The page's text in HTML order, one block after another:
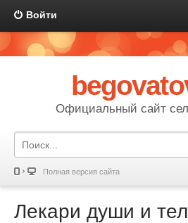
Войти
Официальный сайт
Полная версия сайта
Лекари души и